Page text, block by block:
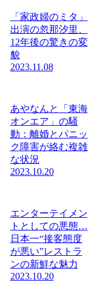
「家政婦のミタ」
出演の忽那汐里、
12年後の驚きの変
貌
2023.11.08
あやなんと「東海
オンエア」の騒
動：離婚とパニッ
ク障害が絡む複雑
な状況
2023.10.20
エンターテイメン
トとしての悪態…
日本一“接客態度
が悪い”レストラ
ンの新鮮な魅力
2023.10.20